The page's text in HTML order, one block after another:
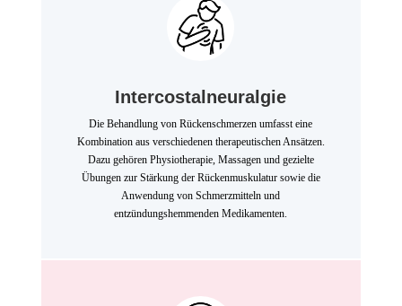
Intercostalneuralgie
Die Behandlung von Rückenschmerzen umfasst eine
Kombination aus verschiedenen therapeutischen Ansätzen.
Dazu gehören Physiotherapie, Massagen und gezielte
Übungen zur Stärkung der Rückenmuskulatur sowie die
Anwendung von Schmerzmitteln und
entzündungshemmenden Medikamenten.